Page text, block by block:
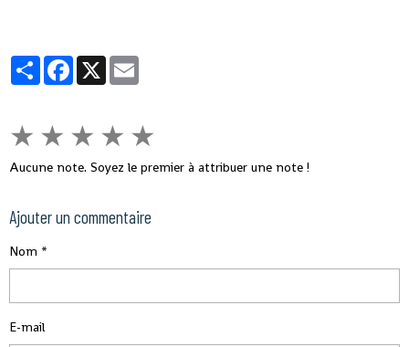
PartagerFacebook
X
★ ★ ★ ★ ★
Aucune note. Soyez le premier à attribuer une note !
Ajouter un commentaire
Nom
E-mail